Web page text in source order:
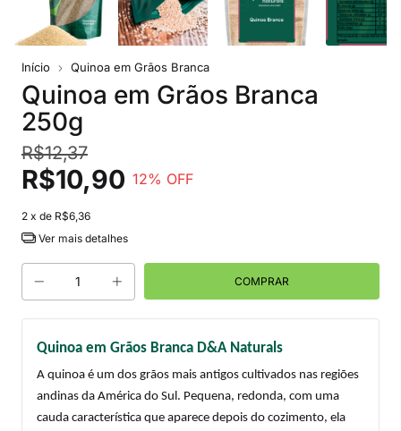
Início Quinoa em Grãos Branca
Quinoa em Grãos Branca
250g
R$12,37
R$10,90 12% OFF
2 x de R$6,36
Ver mais detalhes
Quinoa em Grãos Branca D&A Naturals
A quinoa é um dos grãos mais antigos cultivados nas regiões
andinas da América do Sul. Pequena, redonda, com uma
cauda característica que aparece depois do cozimento, ela